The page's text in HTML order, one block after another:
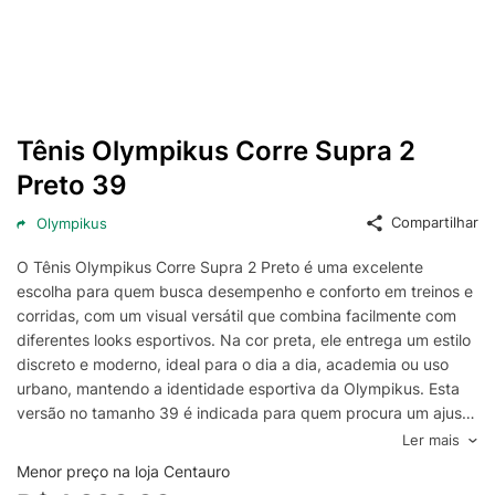
Tênis Olympikus Corre Supra 2
Preto 39
Olympikus Compartilhar
O Tênis Olympikus Corre Supra 2 Preto é uma excelente
escolha para quem busca desempenho e conforto em treinos e
corridas, com um visual versátil que combina facilmente com
diferentes looks esportivos. Na cor preta, ele entrega um estilo
discreto e moderno, ideal para o dia a dia, academia ou uso
urbano, mantendo a identidade esportiva da Olympikus. Esta
versão no tamanho 39 é indicada para quem procura um ajuste
preciso, com calce firme e sensação de estabilidade durante o
movimento.
Desenvolvido para favorecer uma passada mais eficiente, o
Ler mais
Menor preço na loja Centauro